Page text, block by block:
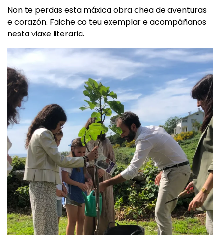
Non te perdas esta máxica obra chea de aventuras
e corazón. Faiche co teu exemplar e acompáñanos
nesta viaxe literaria.